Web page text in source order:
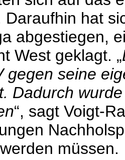
Daraufhin hat
abgestiegen,
West geklagt. „
gegen seine
Dadurch
“, sagt Voigt-
müssen.